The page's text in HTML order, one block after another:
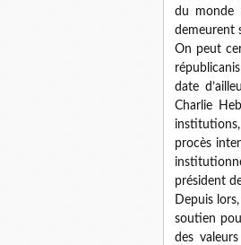
du monde
demeurent
On peut
date
Charlie
procès
président
Depuis
soutien
des